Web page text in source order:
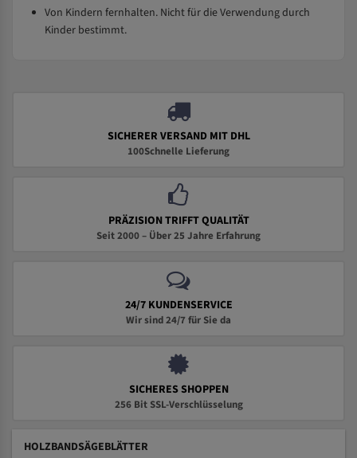
Von Kindern fernhalten. Nicht für die Verwendung durch
Kinder bestimmt.
SICHERER VERSAND MIT DHL
100Schnelle Lieferung
PRÄZISION TRIFFT QUALITÄT
Seit 2000 – Über 25 Jahre Erfahrung
24/7 KUNDENSERVICE
Wir sind 24/7 für Sie da
SICHERES SHOPPEN
256 Bit SSL-Verschlüsselung
HOLZBANDSÄGEBLÄTTER